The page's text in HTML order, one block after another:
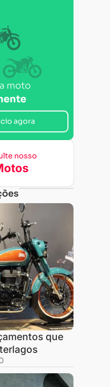
moto
agora
nosso
que